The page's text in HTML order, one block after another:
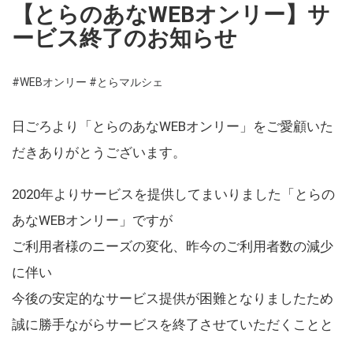
【とらのあなWEBオンリー】サ
ービス終了のお知らせ
#WEBオンリー #とらマルシェ
日ごろより「とらのあなWEBオンリー」をご愛顧いた
だきありがとうございます。
2020年よりサービスを提供してまいりました「とらの
あなWEBオンリー」ですが
ご利用者様のニーズの変化、昨今のご利用者数の減少
に伴い
今後の安定的なサービス提供が困難となりましたため
誠に勝手ながらサービスを終了させていただくことと